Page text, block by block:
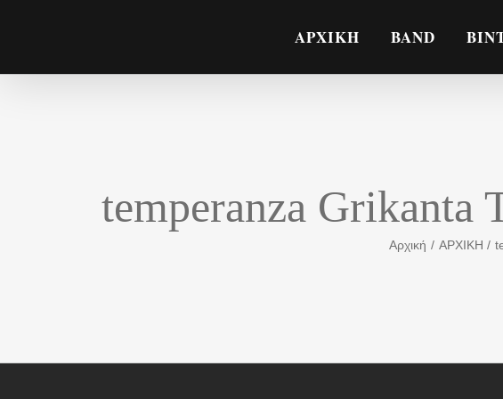
ΑΡΧΙΚΗ BAND
temperanza Grikanta
Αρχική ΑΡΧΙΚΗ